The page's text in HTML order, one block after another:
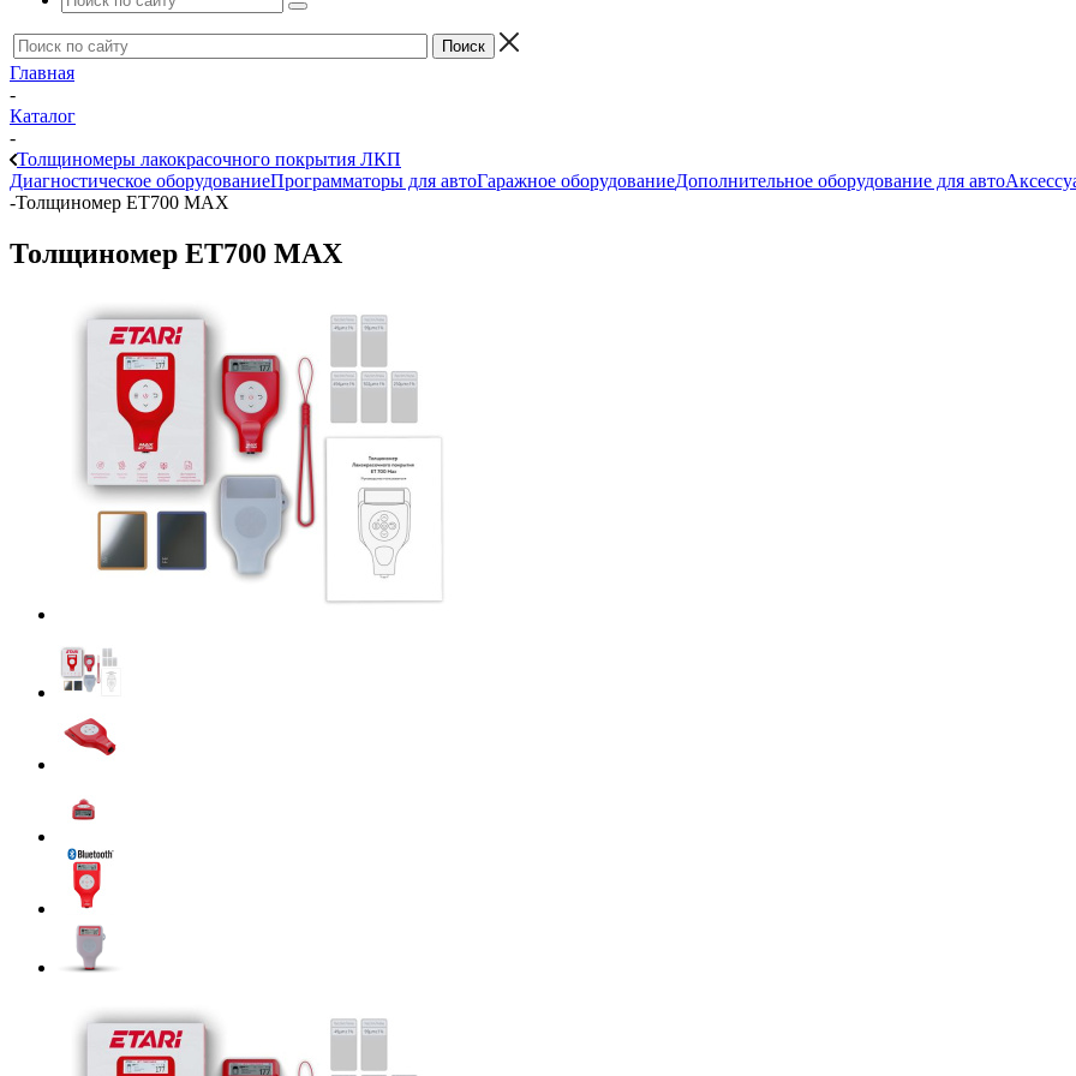
Главная
-
Каталог
-
Толщиномеры лакокрасочного покрытия ЛКП
Диагностическое оборудованиеПрограмматоры для автоГаражное оборудованиеДополнительное оборудование для авто
-Толщиномер ЕТ700 МАХ
Толщиномер ЕТ700 МАХ